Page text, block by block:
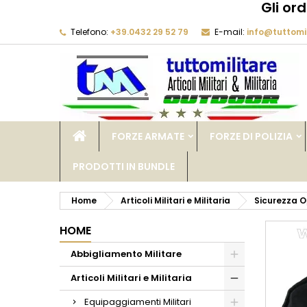
Gli
Telefono: +39.0432 29 52 79 E-mail:
FORZE ARMATE FORZE DI POLIZIA
PRODOTTI IN BUNDLE
Home Articoli Militari e Militaria Sicurezza
HOME
Abbigliamento Militare
Articoli Militari e Militaria
Equipaggiamenti Militari